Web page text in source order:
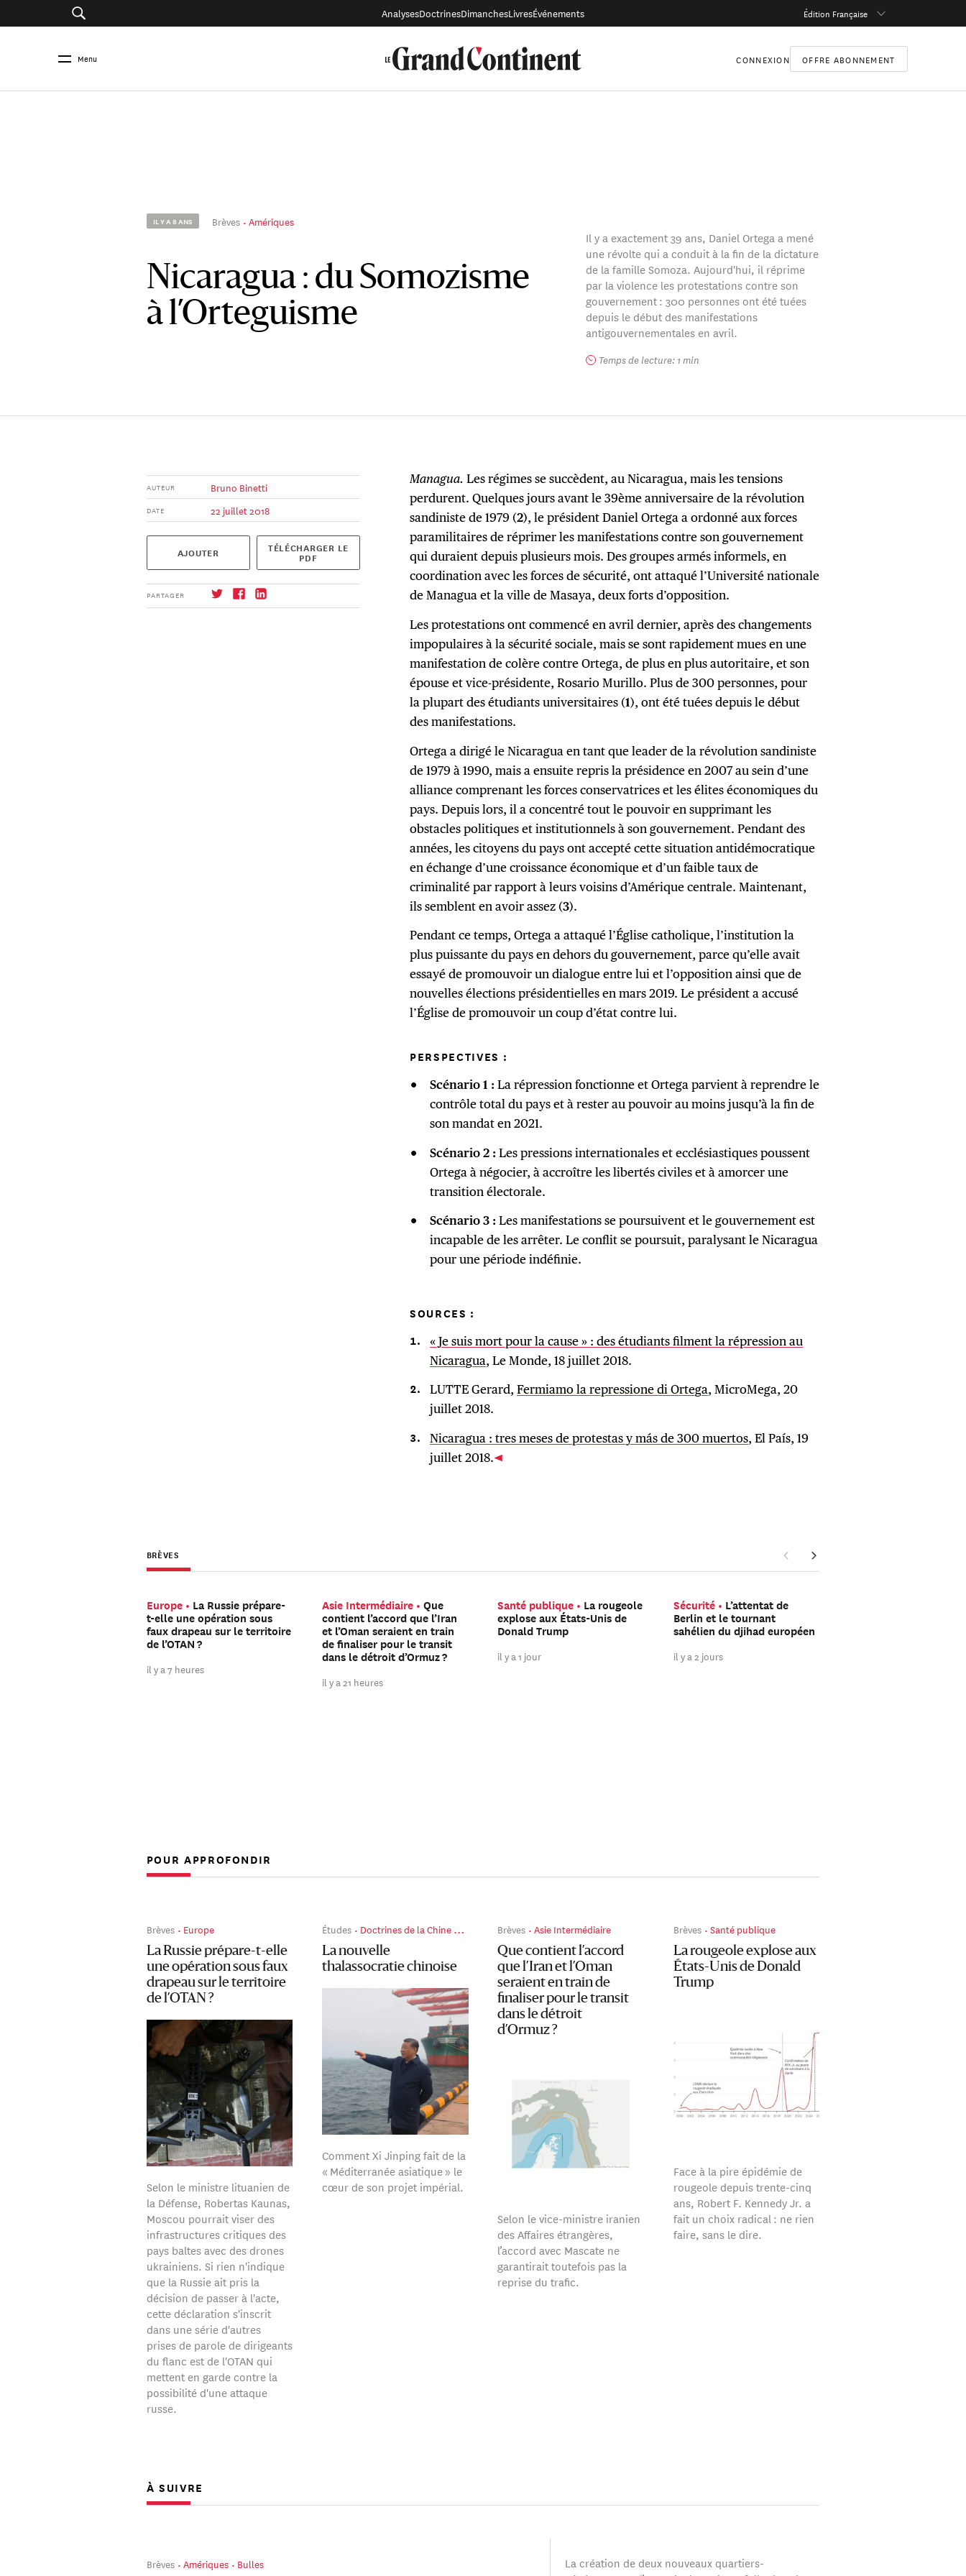
AnalysesDoctrinesDimanchesLivresÉvénements Édition Française
Menu CONNEXION OFFRE ABONNEMENT
IL Y A 8 ANS Brèves Amériques
Nicaragua : du Somozisme
à l’Orteguisme
Il y a exactement 39 ans, Daniel Ortega a mené
une révolte qui a conduit à la fin de la dictature
de la famille Somoza. Aujourd'hui, il réprime
par la violence les protestations contre son
gouvernement : 300 personnes ont été tuées
depuis le début des manifestations
antigouvernementales en avril.
Temps de lecture: 1 min
AUTEUR Bruno Binetti
DATE 22 juillet 2018
AJOUTER TÉLÉCHARGER LE
PDF
PARTAGER
Managua. Les régimes se succèdent, au Nicaragua, mais les tensions
perdurent. Quelques jours avant le 39ème anniversaire de la révolution
sandiniste de 1979 (2), le président Daniel Ortega a ordonné aux forces
paramilitaires de réprimer les manifestations contre son gouvernement
qui duraient depuis plusieurs mois. Des groupes armés informels, en
coordination avec les forces de sécurité, ont attaqué l’Université nationale
de Managua et la ville de Masaya, deux forts d’opposition.
Les protestations ont commencé en avril dernier, après des changements
impopulaires à la sécurité sociale, mais se sont rapidement mues en une
manifestation de colère contre Ortega, de plus en plus autoritaire, et son
épouse et vice-présidente, Rosario Murillo. Plus de 300 personnes, pour
la plupart des étudiants universitaires (1), ont été tuées depuis le début
des manifestations.
Ortega a dirigé le Nicaragua en tant que leader de la révolution sandiniste
de 1979 à 1990, mais a ensuite repris la présidence en 2007 au sein d’une
alliance comprenant les forces conservatrices et les élites économiques du
pays. Depuis lors, il a concentré tout le pouvoir en supprimant les
obstacles politiques et institutionnels à son gouvernement. Pendant des
années, les citoyens du pays ont accepté cette situation antidémocratique
en échange d’une croissance économique et d’un faible taux de
criminalité par rapport à leurs voisins d’Amérique centrale. Maintenant,
ils semblent en avoir assez (3).
Pendant ce temps, Ortega a attaqué l’Église catholique, l’institution la
plus puissante du pays en dehors du gouvernement, parce qu’elle avait
essayé de promouvoir un dialogue entre lui et l’opposition ainsi que de
nouvelles élections présidentielles en mars 2019. Le président a accusé
l’Église de promouvoir un coup d’état contre lui.
PERSPECTIVES :
Scénario 1 : La répression fonctionne et Ortega parvient à reprendre le
contrôle total du pays et à rester au pouvoir au moins jusqu’à la fin de
son mandat en 2021.
Scénario 2 : Les pressions internationales et ecclésiastiques poussent
Ortega à négocier, à accroître les libertés civiles et à amorcer une
transition électorale.
Scénario 3 : Les manifestations se poursuivent et le gouvernement est
incapable de les arrêter. Le conflit se poursuit, paralysant le Nicaragua
pour une période indéfinie.
SOURCES :
« Je suis mort pour la cause » : des étudiants filment la répression au
Nicaragua, Le Monde, 18 juillet 2018.
LUTTE Gerard, Fermiamo la repressione di Ortega, MicroMega, 20
juillet 2018.
Nicaragua : tres meses de protestas y más de 300 muertos, El País, 19
juillet 2018.
BRÈVES
Europe
La Russie prépare-
t-elle une opération sous
faux drapeau sur le territoire
de l’OTAN ?
il y a 7 heures
Asie Intermédiaire
Que
contient l’accord que l’Iran
et l’Oman seraient en train
de finaliser pour le transit
dans le détroit d’Ormuz ?
il y a 21 heures
Santé publique
La rougeole
explose aux États-Unis de
Donald Trump
il y a 1 jour
Sécurité
L’attentat de
Berlin et le tournant
sahélien du djihad européen
il y a 2 jours
POUR APPROFONDIR
Brèves Europe
La Russie prépare-t-elle
une opération sous faux
drapeau sur le territoire
de l’OTAN ?
Selon le ministre lituanien de
la Défense, Robertas Kaunas,
Moscou pourrait viser des
infrastructures critiques des
pays baltes avec des drones
ukrainiens. Si rien n'indique
que la Russie ait pris la
décision de passer à l'acte,
cette déclaration s'inscrit
dans une série d'autres
prises de parole de dirigeants
du flanc est de l'OTAN qui
mettent en garde contre la
possibilité d'une attaque
russe.
Études Doctrines de la Chine de Xi Jinping
La nouvelle
thalassocratie chinoise
Comment Xi Jinping fait de la
« Méditerranée asiatique » le
cœur de son projet impérial.
Brèves Asie Intermédiaire
Que contient l’accord
que l’Iran et l’Oman
seraient en train de
finaliser pour le transit
dans le détroit
d’Ormuz ?
Selon le vice-ministre iranien
des Affaires étrangères,
l’accord avec Mascate ne
garantirait toutefois pas la
reprise du trafic.
Brèves Santé publique
La rougeole explose aux
États-Unis de Donald
Trump
Face à la pire épidémie de
rougeole depuis trente-cinq
ans, Robert F. Kennedy Jr. a
fait un choix radical : ne rien
faire, sans le dire.
À SUIVRE
Brèves Amériques Bulles
La création de deux nouveaux quartiers-